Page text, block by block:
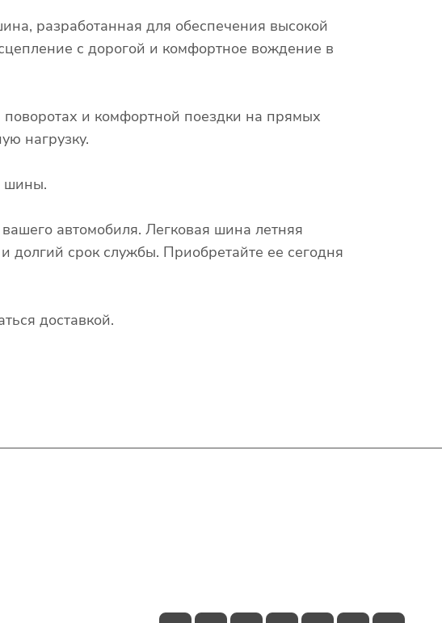
разработанная для обеспечения высокой
с дорогой и комфортное вождение в
и комфортной поездки на прямых
нагрузку.
шины.
автомобиля. Легковая шина летняя
долгий срок службы. Приобретайте ее сегодня
доставкой.